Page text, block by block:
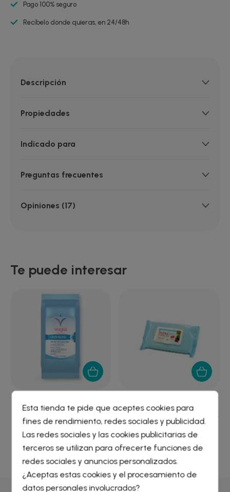
Pago 100% seguro
Recíbelo donde quieras, en 24/48h
Descripción
Propiedades
Indicado para
Preguntas frecuentes
Opiniones (17)
Te puede interesar
VAGISIL TOALLITAS
INTIMAS ODOR BLOCK...
4,04 €
HEMOFARM PLUS
TOALLITAS HIGIENE ANAL...
7,19 €
Crear lista de deseos
Nombre de la lista de deseos
Iniciar sesión
Debe iniciar sesión para guardar productos en su lista de
deseos.
Esta tienda te pide que aceptes cookies para
fines de rendimiento, redes sociales y publicidad.
Las redes sociales y las cookies publicitarias de
terceros se utilizan para ofrecerte funciones de
redes sociales y anuncios personalizados.
¿Aceptas estas cookies y el procesamiento de
datos personales involucrados?